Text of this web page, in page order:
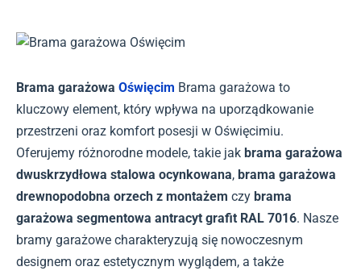
Brama garażowa Oświęcim Brama garażowa to
kluczowy element, który wpływa na uporządkowanie
przestrzeni oraz komfort posesji w Oświęcimiu.
Oferujemy różnorodne modele, takie jak brama garażowa
dwuskrzydłowa stalowa ocynkowana, brama garażowa
drewnopodobna orzech z montażem czy brama
garażowa segmentowa antracyt grafit RAL 7016. Nasze
bramy garażowe charakteryzują się nowoczesnym
designem oraz estetycznym wyglądem, a także